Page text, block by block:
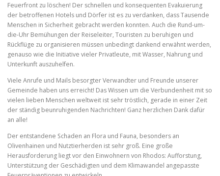
Feuerfront zu löschen! Der schnellen und konsequenten Evakuierung
der betroffenen Hotels und Dörfer ist es zu verdanken, dass Tausende
Menschen in Sicherheit gebracht werden konnten. Auch die Rund-um-
die-Uhr Bemühungen der Reiseleiter, Touristen zu beruhigen und
Rückflüge zu organisieren müssen unbedingt dankend erwähnt werden,
genauso wie die Initiative vieler Privatleute, mit Wasser, Nahrung und
Unterkunft auszuhelfen.
Viele Anrufe und Mails besorgter Verwandter und Freunde unserer
Gemeinde haben uns erreicht! Das Wissen um die Verbundenheit mit so
vielen lieben Menschen weltweit ist sehr tröstlich, gerade in einer Zeit
der ständig beunruhigenden Nachrichten! Ganz herzlichen Dank dafür
an alle!
Der entstandene Schaden an Flora und Fauna, besonders an
Olivenhainen und Nutztierherden ist sehr groß. Eine große
Herausforderung liegt vor den Einwohnern von Rhodos: Aufforstung,
Unterstützung der Geschädigten und dem Klimawandel angepasste